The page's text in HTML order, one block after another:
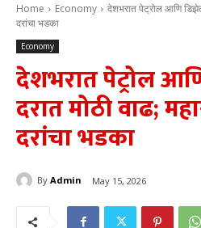
Home Economy
देशभरात पेट्रोल आणि
दरांचा भडका
Economy
देशभरात पेट्रोल
दरात मोठी वाढ;
दरांचा भडका
By Admin May 15, 2026